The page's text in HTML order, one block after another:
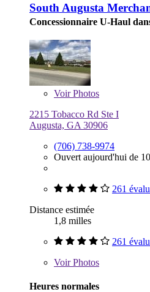
South Augusta
Concessionnaire U-Haul
VoirPhotos
2215 Tobacco Rd Ste I
Augusta, GA 30906
(706) 738-9974
Ouvert aujourd'hui de
261
Distance estimée
1,8 milles
261
VoirPhotos
Heures normales